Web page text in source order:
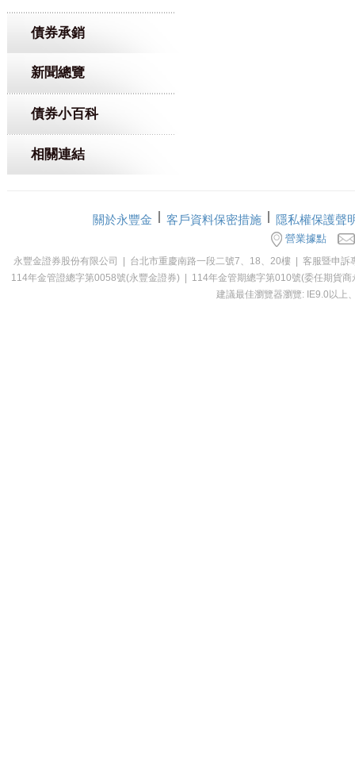
債券承銷
新聞總覽
債券小百科
相關連結
關於永豐金 客戶資料保密措施 隱私權保護聲
營業據點
永豐金證券股份有限公司 | 台北市重慶南路一段二號7、18、20樓 | 客服暨申
114年金管證總字第0058號(永豐金證券) | 114年金管期總字第010號(委任期貨
建議最佳瀏覽器瀏覽: IE9.0以上